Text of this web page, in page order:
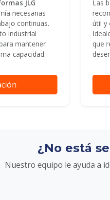
JLG
necesarias
continuas.
industrial
mantener
capacidad.
Las
útil y
que
¿No está
Nuestro equipo le ayuda a